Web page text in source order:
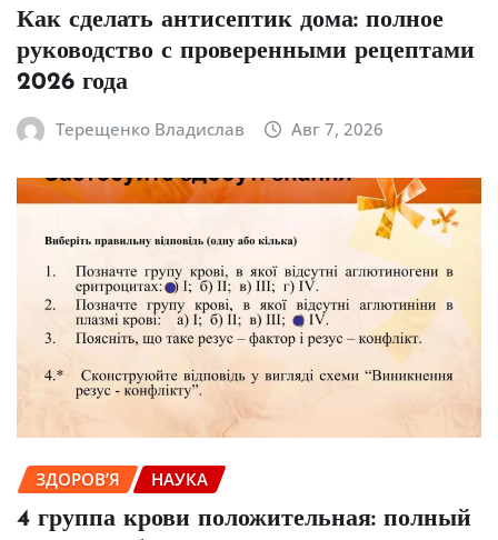
Как сделать антисептик дома: полное
руководство с проверенными рецептами
2026 года
Терещенко Владислав Авг 7, 2026
ЗДОРОВ’Я НАУКА
4 группа крови положительная: полный